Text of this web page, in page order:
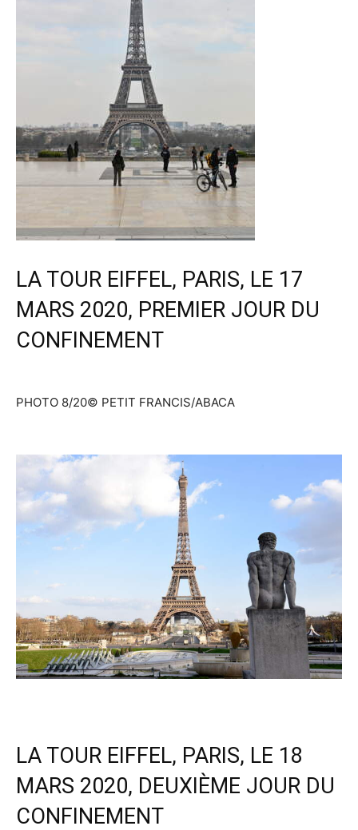
LA TOUR EIFFEL, PARIS, LE 17
MARS 2020, PREMIER JOUR DU
CONFINEMENT
PHOTO 8/20© PETIT FRANCIS/ABACA
LA TOUR EIFFEL, PARIS, LE 18
MARS 2020, DEUXIÈME JOUR DU
CONFINEMENT